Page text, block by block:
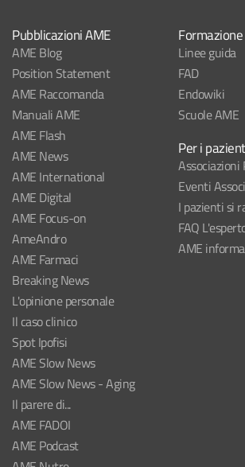
Pubblicazioni AME
AME Blog
Position Statement
AME Raccomanda
Manuali AME
AME Flash
AME News
AME International
AME Digital
AME Focus-on
AmeAndro
AME Farmaci
Breaking News
L'opinione personale
Il caso clinico
Spot Ipofisi
AME Slow News
AME Slow News - Aging
Il parere di...
AME FADOI
AME Podcast
Formazione
Linee guida
FAD
Endowiki
Scuole AME
Per i
Associazioni
Eventi
I pazienti si
FAQ
AME